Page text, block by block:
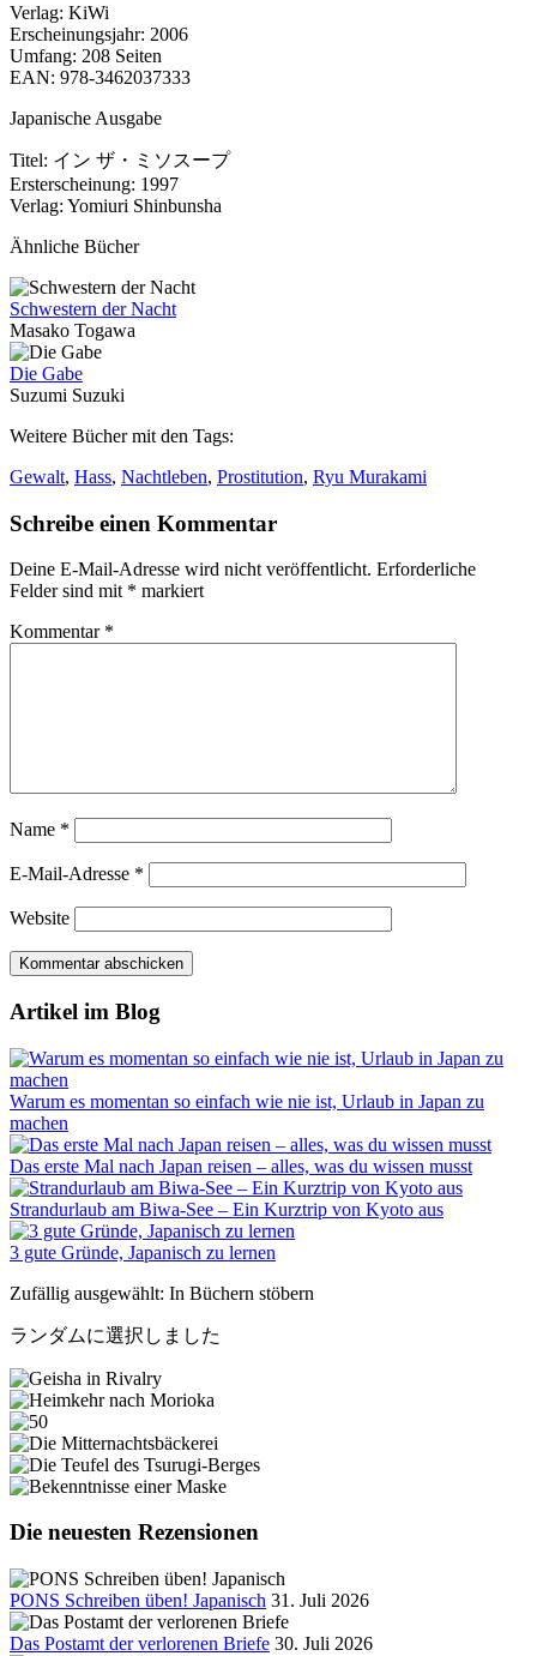
Verlag: KiWi
Erscheinungsjahr: 2006
Umfang: 208 Seiten
EAN: 978-3462037333
Japanische Ausgabe
Titel: イン ザ・ミソスープ
Ersterscheinung: 1997
Verlag: Yomiuri Shinbunsha
Ähnliche Bücher
Schwestern der Nacht
Masako Togawa
Die Gabe
Suzumi Suzuki
Weitere Bücher mit den Tags:
Gewalt, Hass, Nachtleben, Prostitution, Ryu Murakami
Schreibe einen Kommentar
Deine E-Mail-Adresse wird nicht veröffentlicht. Erforderliche
Felder sind mit * markiert
Kommentar *
Name *
E-Mail-Adresse *
Website
Artikel im Blog
Warum es momentan so einfach wie nie ist, Urlaub in Japan zu
machen
Das erste Mal nach Japan reisen – alles, was du wissen musst
Strandurlaub am Biwa-See – Ein Kurztrip von Kyoto aus
3 gute Gründe, Japanisch zu lernen
Zufällig ausgewählt: In Büchern stöbern
ランダムに選択しました
Die neuesten Rezensionen
PONS Schreiben üben! Japanisch 31. Juli 2026
Das Postamt der verlorenen Briefe 30. Juli 2026